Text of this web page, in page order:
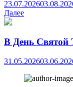
23.07.2026
Далее
В День Святой
31.05.2026